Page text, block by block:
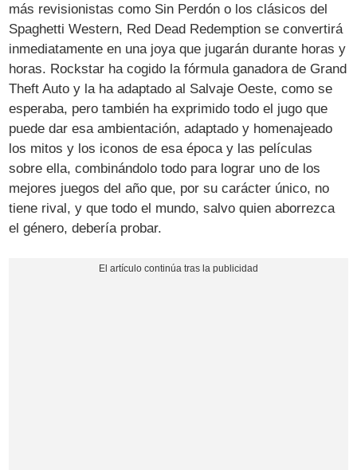
más revisionistas como Sin Perdón o los clásicos del
Spaghetti Western, Red Dead Redemption se convertirá
inmediatamente en una joya que jugarán durante horas y
horas. Rockstar ha cogido la fórmula ganadora de Grand
Theft Auto y la ha adaptado al Salvaje Oeste, como se
esperaba, pero también ha exprimido todo el jugo que
puede dar esa ambientación, adaptado y homenajeado
los mitos y los iconos de esa época y las películas
sobre ella, combinándolo todo para lograr uno de los
mejores juegos del año que, por su carácter único, no
tiene rival, y que todo el mundo, salvo quien aborrezca
el género, debería probar.